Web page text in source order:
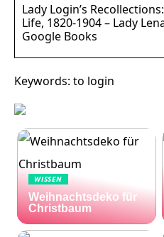
Lady Login’s
Life, 1820-1904 – Lady
Google Books
Keywords: to login
WISSEN
Weihnachtsdeko für
Christbaum